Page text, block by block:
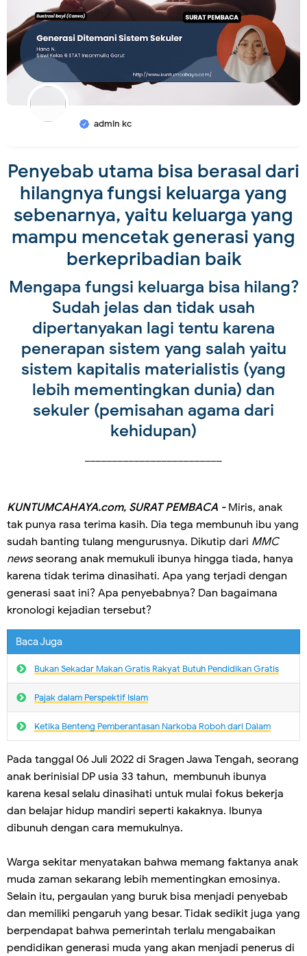
admin kc
Penyebab utama bisa berasal dari
hilangnya fungsi keluarga yang
sebenarnya, yaitu keluarga yang
mampu mencetak generasi yang
berkepribadian baik
Mengapa fungsi keluarga bisa hilang?
Sudah jelas dan tidak usah
dipertanyakan lagi tentu karena
penerapan sistem yang salah yaitu
sistem kapitalis materialistis (yang
lebih mementingkan dunia) dan
sekuler (pemisahan agama dari
kehidupan)
KUNTUMCAHAYA.com, SURAT PEMBACA - Miris, anak
tak punya rasa terima kasih. Dia tega membunuh ibu yang
sudah banting tulang mengurusnya. Dikutip dari MMC
newsseorang anak memukuli ibunya hingga tiada, hanya
karena tidak terima dinasihati. Apa yang terjadi dengan
generasi saat ini? Apa penyebabnya? Dan bagaimana
kronologi kejadian tersebut?
Baca Juga
Bukan Sekadar Makan Gratis Rakyat Butuh Pendidikan Gratis
Pajak dalam Perspektif Islam
Ketika Benteng Pemberantasan Narkoba Roboh dari Dalam
Pada tanggal 06 Juli 2022 di Sragen Jawa Tengah, seorang
anak berinisial DP usia 33 tahun, membunuh ibunya
karena kesal selalu dinasihati untuk mulai fokus bekerja
dan belajar hidup mandiri seperti kakaknya. Ibunya
dibunuh dengan cara memukulnya.
Warga sekitar menyatakan bahwa memang faktanya anak
muda zaman sekarang lebih mementingkan emosinya.
Selain itu, pergaulan yang buruk bisa menjadi penyebab
dan memiliki pengaruh yang besar. Tidak sedikit juga yang
berpendapat bahwa pemerintah terlalu mengabaikan
pendidikan generasi muda yang akan menjadi penerus di